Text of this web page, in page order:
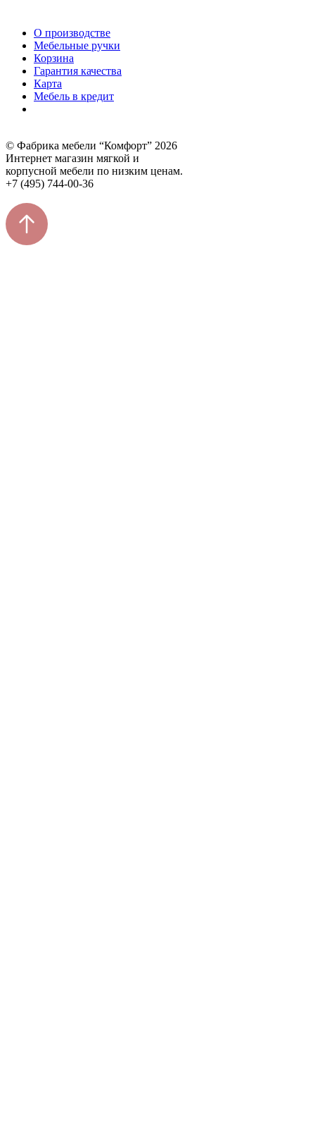
О производстве
Мебельные ручки
Корзина
Гарантия качества
Карта
Мебель в кредит
© Фабрика мебели “Комфорт” 2026
Интернет магазин мягкой и
корпусной мебели по низким ценам.
+7 (495) 744-00-36